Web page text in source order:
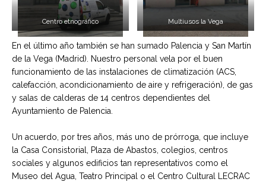
Centro etnográfico Multiusos la Vega
En el último año también se han sumado Palencia y San Martín
de la Vega (Madrid). Nuestro personal vela por el buen
funcionamiento de las instalaciones de climatización (ACS,
calefacción, acondicionamiento de aire y refrigeración), de gas
y salas de calderas de 14 centros dependientes del
Ayuntamiento de Palencia.
Un acuerdo, por tres años, más uno de prórroga, que incluye
la Casa Consistorial, Plaza de Abastos, colegios, centros
sociales y algunos edificios tan representativos como el
Museo del Agua, Teatro Principal o el Centro Cultural LECRAC